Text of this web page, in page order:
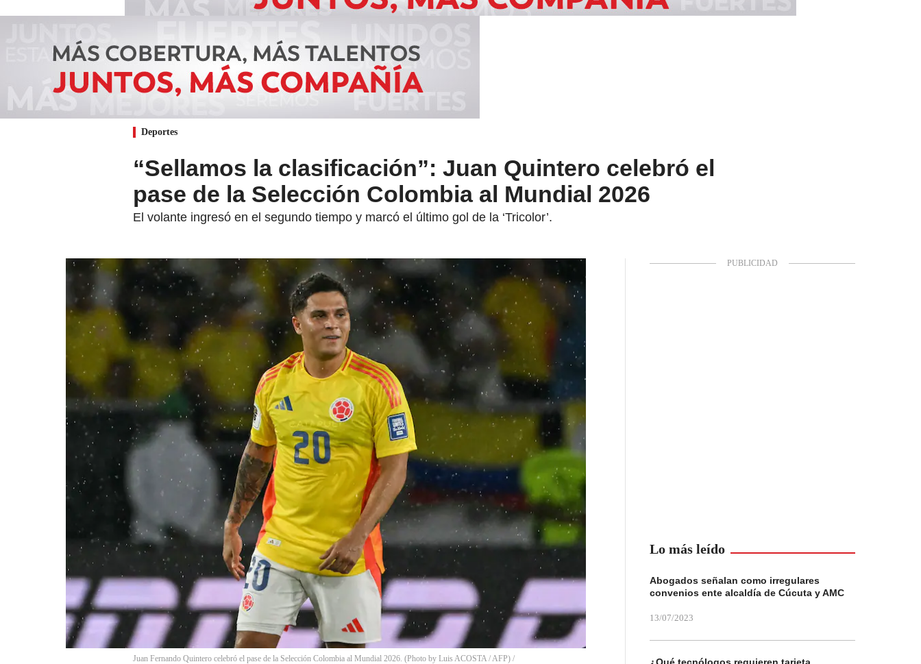
Deportes
“Sellamos la clasificación”: Juan Quintero celebró el
pase de la Selección Colombia al Mundial 2026
El volante ingresó en el segundo tiempo y marcó el último gol de la ‘Tricolor’.
Juan Fernando Quintero celebró el pase de la Selección Colombia al Mundial 2026. (Photo by Luis ACOSTA / AFP) /
Lo más leído
Abogados señalan como irregulares
convenios ente alcaldía de Cúcuta y AMC
13/07/2023